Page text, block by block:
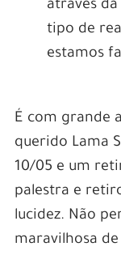
através
tipo de
estamos
É com grande
querido Lama
10/05 e um
palestra e
lucidez. Não
maravilhosa